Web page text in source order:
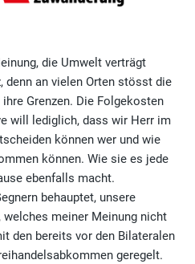
die Umwelt verträgt
denn an vielen Orten stösst die
Grenzen. Die Folgekosten
will lediglich, dass wir Herr im
können wer und wie
können. Wie sie es jede
ebenfalls macht.
behauptet, unsere
meiner Meinung nicht
den bereits vor den Bilateralen
geregelt.